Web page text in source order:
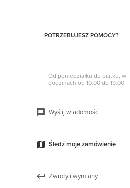
POTRZEBUJESZ POMOCY?
Od poniedziałku do piątku, w
godzinach od 10:00 do 19:00
Wyślij wiadomość
Śledź moje zamówienie
Zwroty i wymiany